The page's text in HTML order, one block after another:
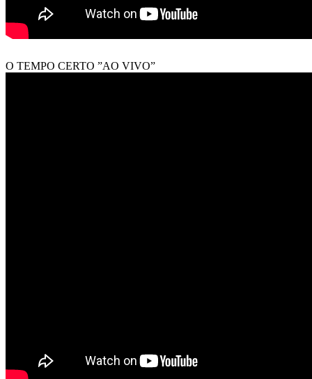
O TEMPO CERTO ”AO VIVO”